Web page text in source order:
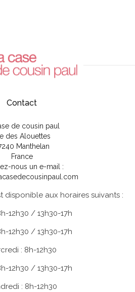
Contact
de cousin paul
des Alouettes
Manthelan
France
nous un e-mail :
disponible aux horaires suivants :
12h30 / 13h30-17h
12h30 / 13h30-17h
: 8h-12h30
12h30 / 13h30-17h
: 8h-12h30